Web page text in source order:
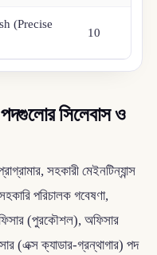
(Precise
10
পদগুলোর সিলেবাস ও
সহকারী মেইনটিন্যান্স
পরিচালক গবেষণা,
(পুরকৌশল), অফিসার
(এক্স ক্যাডার-গ্রন্থাগার) পদ